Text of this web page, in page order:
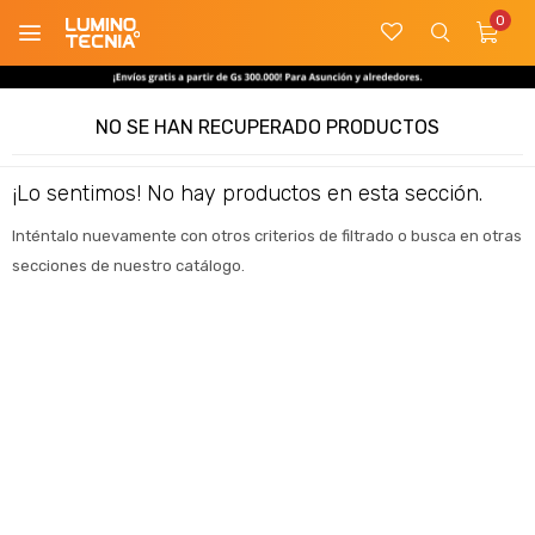
0

NO SE HAN RECUPERADO PRODUCTOS
¡Lo sentimos! No hay productos en esta sección.
Inténtalo nuevamente con otros criterios de filtrado o busca en otras
secciones de nuestro catálogo.